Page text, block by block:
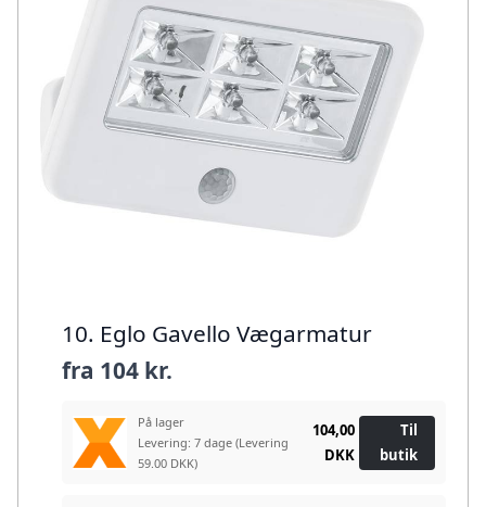
10. Eglo Gavello Vægarmatur
fra 104 kr.
På lager
Levering: 7 dage (Levering
59.00 DKK)
104,00
DKK
Til
butik